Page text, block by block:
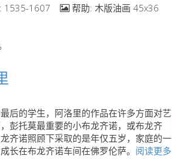
1535-1607 帮助: 木版油画 45x36
后的学生，阿洛里的作品在许多方面对艺
彭托莫最重要的小布龙齐诺，或布龙齐
齐诺照顾下采取的是年仅五岁，家庭的一
长在布龙齐诺车间在佛罗伦萨。 阅读更多